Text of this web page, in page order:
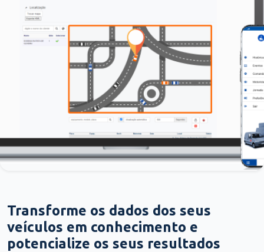
Transforme os dados dos seus
veículos em conhecimento e
potencialize os seus resultados